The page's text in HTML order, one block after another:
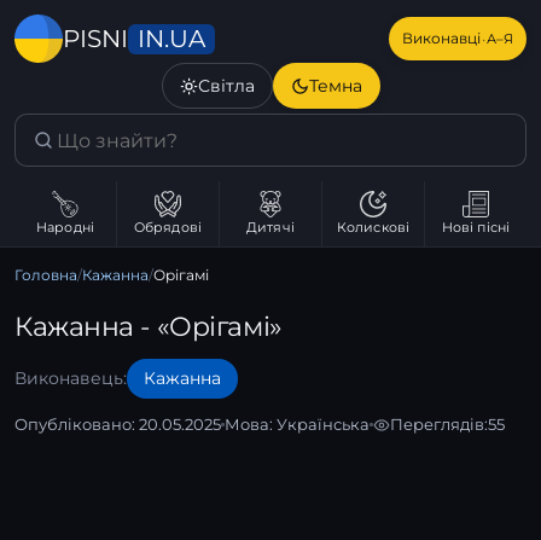
PISNI IN.UA Виконавці·А–Я
Світла Темна
Народні Обрядові Дитячі Колискові Нові пісні
Головна/Кажанна/Орігамі
Кажанна - «Орігамі»
Виконавець: Кажанна
Опубліковано: 20.05.2025 Мова: Українська Переглядів:55